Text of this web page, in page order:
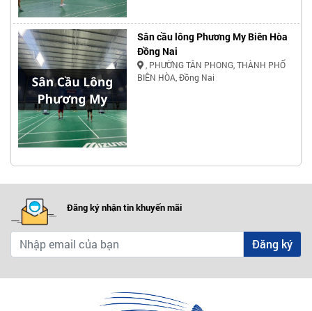
Sân cầu lông Phương My Biên Hòa
Đồng Nai
, PHƯỜNG TÂN PHONG, THÀNH PHỐ
BIÊN HÒA, Đồng Nai
Đăng ký nhận tin khuyến mãi
Đăng ký